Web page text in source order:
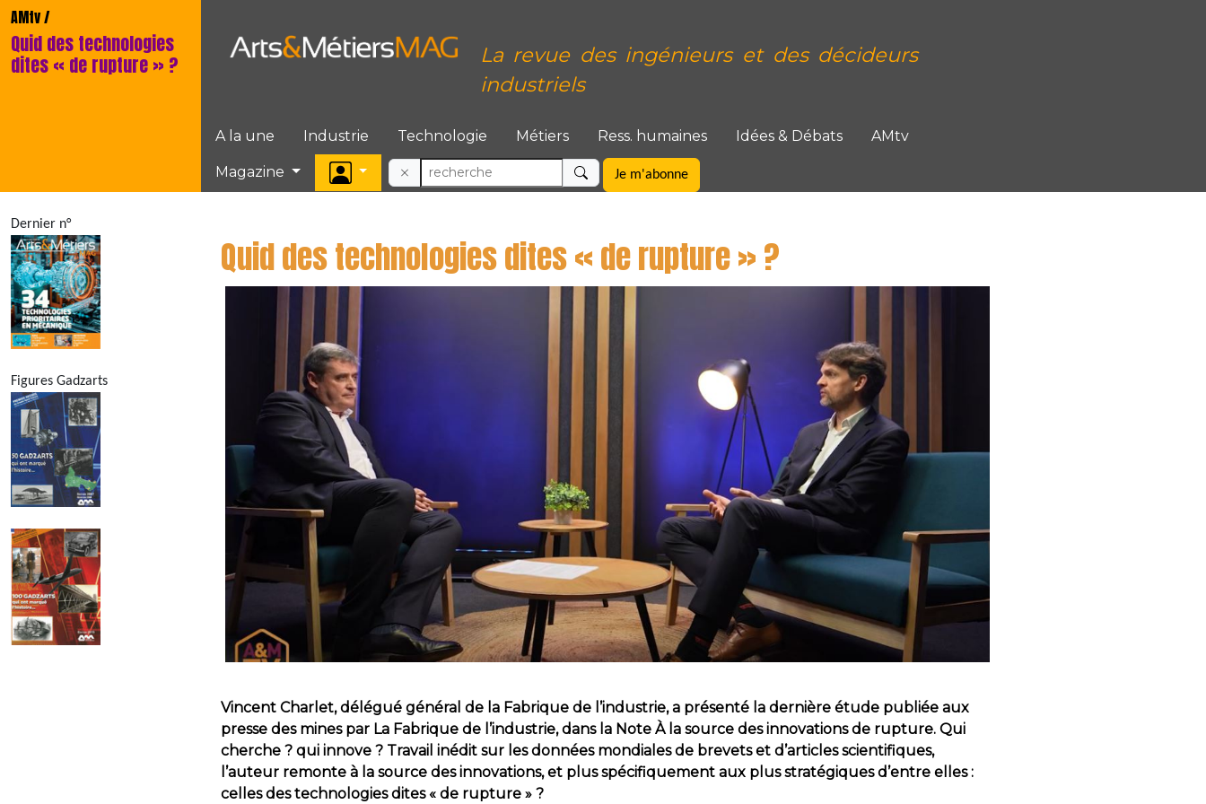
AMtv /
Quid des technologies
dites « de rupture » ?
La revue des ingénieurs et des décideurs
industriels
A la une Industrie Technologie Métiers Ress. humaines Idées & Débats AMtv
Magazine Je m'abonne
Dernier n°
Figures Gadzarts
Quid des technologies dites « de rupture » ?
Vincent Charlet, délégué général de la Fabrique de l’industrie, a présenté la dernière étude publiée aux
presse des mines par La Fabrique de l’industrie, dans la Note À la source des innovations de rupture. Qui
cherche ? qui innove ? Travail inédit sur les données mondiales de brevets et d’articles scientifiques,
l’auteur remonte à la source des innovations, et plus spécifiquement aux plus stratégiques d’entre elles :
celles des technologies dites « de rupture » ?